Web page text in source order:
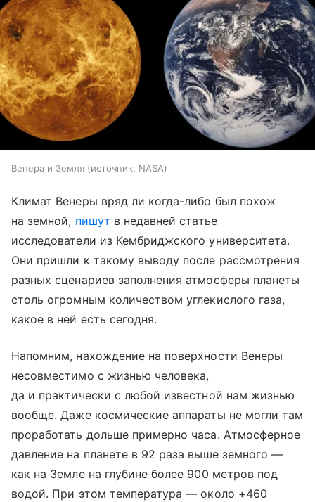
Венера и Земля источник: NASA
Климат Венеры вряд ли когда-либо был похож
на земной, пишут в недавней статье
исследователи из Кембриджского университета.
Они пришли к такому выводу после рассмотрения
разных сценариев заполнения атмосферы планеты
столь огромным количеством углекислого газа,
какое в ней есть сегодня.
Напомним, нахождение на поверхности Венеры
несовместимо с жизнью человека,
да и практически с любой известной нам жизнью
вообще. Даже космические аппараты не могли там
проработать дольше примерно часа. Атмосферное
давление на планете в 92 раза выше земного —
как на Земле на глубине более 900 метров под
водой. При этом температура — около +460